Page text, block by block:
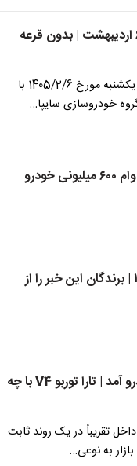
آغاز پیش فروش 3 محصول سایپا از 6 اردیبهشت | بدون قرعه
متقاضیان می توانند از ساعت 10 صبح روز یکشنبه مورخ 1405/2/6 با
خودروسازی سایپا…
آغاز فروش سایپا بدون قرعه کشی | با وام ۶۰۰ میلیونی خودرو
فوری: نتایج قرعه‌کشی سایپا آبان ۱۴۰۴ | برندگان این خبر را از
رقیب جدید شاهین پلاس از ایران‌خودرو آمد | تارا توربو V4 با چه
تقریباً در یک روند ثابت
به نوعی…